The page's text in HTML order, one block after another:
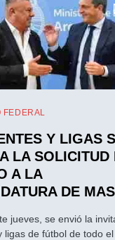
FEDERAL
Y LIGAS
LA SOLICITUD
A LA
DE
jueves, se envió la
ligas de fútbol de todo